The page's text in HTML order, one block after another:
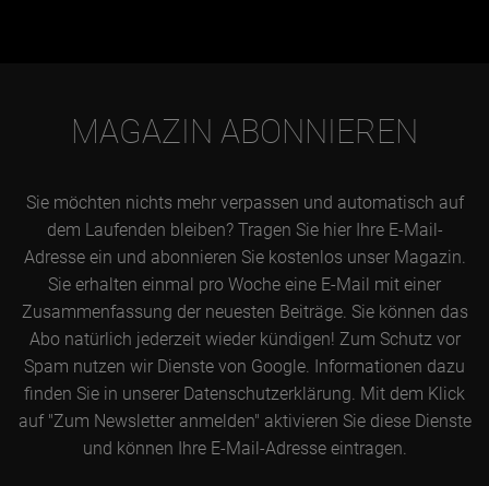
MAGAZIN ABONNIEREN
Sie möchten nichts mehr verpassen und automatisch auf
dem Laufenden bleiben? Tragen Sie hier Ihre E-Mail-
Adresse ein und abonnieren Sie kostenlos unser Magazin.
Sie erhalten einmal pro Woche eine E-Mail mit einer
Zusammenfassung der neuesten Beiträge. Sie können das
Abo natürlich jederzeit wieder kündigen! Zum Schutz vor
Spam nutzen wir Dienste von Google. Informationen dazu
finden Sie in unserer Datenschutzerklärung. Mit dem Klick
auf "Zum Newsletter anmelden" aktivieren Sie diese Dienste
und können Ihre E-Mail-Adresse eintragen.